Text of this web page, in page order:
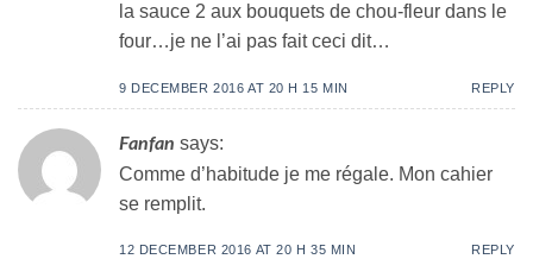
la sauce 2 aux bouquets de chou-fleur dans le
four…je ne l’ai pas fait ceci dit…
9 DECEMBER 2016 AT 20 H 15 MIN REPLY
Fanfan says:
Comme d’habitude je me régale. Mon cahier
se remplit.
12 DECEMBER 2016 AT 20 H 35 MIN REPLY